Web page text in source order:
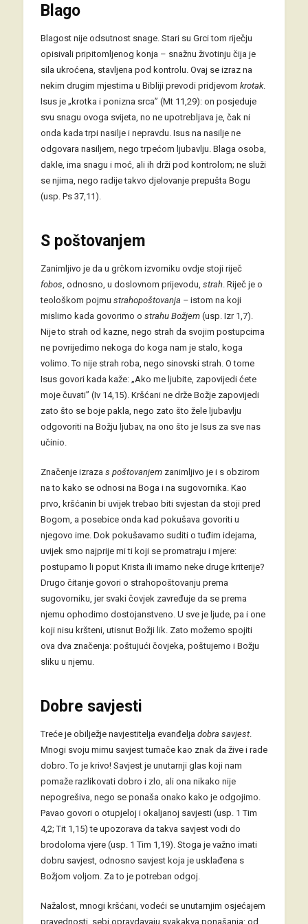
Blago
Blagost nije odsutnost snage. Stari su Grci tom riječju
opisivali pripitomljenog konja – snažnu životinju čija je
sila ukroćena, stavljena pod kontrolu. Ovaj se izraz na
nekim drugim mjestima u Bibliji prevodi pridjevom krotak.
Isus je „krotka i ponizna srca” (Mt 11,29): on posjeduje
svu snagu ovoga svijeta, no ne upotrebljava je, čak ni
onda kada trpi nasilje i nepravdu. Isus na nasilje ne
odgovara nasiljem, nego trpećom ljubavlju. Blaga osoba,
dakle, ima snagu i moć, ali ih drži pod kontrolom; ne služi
se njima, nego radije takvo djelovanje prepušta Bogu
(usp. Ps 37,11).
S poštovanjem
Zanimljivo je da u grčkom izvorniku ovdje stoji riječ
fobos , odnosno, u doslovnom prijevodu, strah. Riječ je o
teološkom pojmu strahopoštovanja –istom na koji
mislimo kada govorimo o strahu Božjem(usp. Izr 1,7).
Nije to strah od kazne, nego strah da svojim postupcima
ne povrijedimo nekoga do koga nam je stalo, koga
volimo. To nije strah roba, nego sinovski strah. O tome
Isus govori kada kaže: „Ako me ljubite, zapovijedi ćete
moje čuvati” (Iv 14,15). Kršćani ne drže Božje zapovijedi
zato što se boje pakla, nego zato što žele ljubavlju
odgovoriti na Božju ljubav, na ono što je Isus za sve nas
učinio.
Značenje izraza s poštovanjemzanimljivo je i s obzirom
na to kako se odnosi na Boga i na sugovornika. Kao
prvo, kršćanin bi uvijek trebao biti svjestan da stoji pred
Bogom, a posebice onda kad pokušava govoriti u
njegovo ime. Dok pokušavamo suditi o tuđim idejama,
uvijek smo najprije mi ti koji se promatraju i mjere:
postupamo li poput Krista ili imamo neke druge kriterije?
Drugo čitanje govori o strahopoštovanju prema
sugovorniku, jer svaki čovjek zavređuje da se prema
njemu ophodimo dostojanstveno. U sve je ljude, pa i one
koji nisu kršteni, utisnut Božji lik. Zato možemo spojiti
ova dva značenja: poštujući čovjeka, poštujemo i Božju
sliku u njemu.
Dobre savjesti
Treće je obilježje navjestitelja evanđelja dobra savjest.
Mnogi svoju mirnu savjest tumače kao znak da žive i rade
dobro. To je krivo! Savjest je unutarnji glas koji nam
pomaže razlikovati dobro i zlo, ali ona nikako nije
nepogrešiva, nego se ponaša onako kako je odgojimo.
Pavao govori o otupjeloj i okaljanoj savjesti (usp. 1 Tim
4,2; Tit 1,15) te upozorava da takva savjest vodi do
brodoloma vjere (usp. 1 Tim 1,19). Stoga je važno imati
dobru savjest, odnosno savjest koja je usklađena s
Božjom voljom. Za to je potreban odgoj.
Nažalost, mnogi kršćani, vodeći se unutarnjim osjećajem
pravednosti, sebi opravdavaju svakakva ponašanja: od